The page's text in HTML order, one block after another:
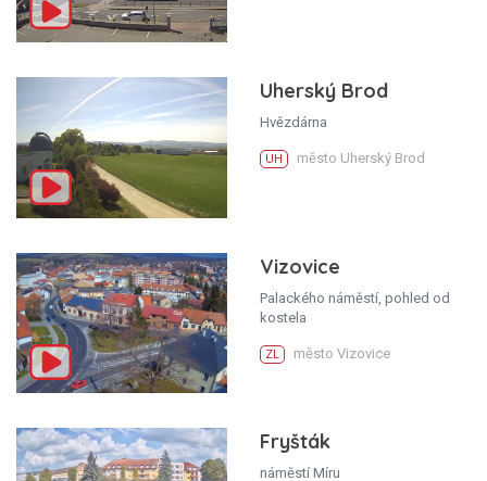
Uherský Brod
Hvězdárna
UH město Uherský Brod
Vizovice
Palackého náměstí, pohled od
kostela
ZL město Vizovice
Fryšták
náměstí Míru